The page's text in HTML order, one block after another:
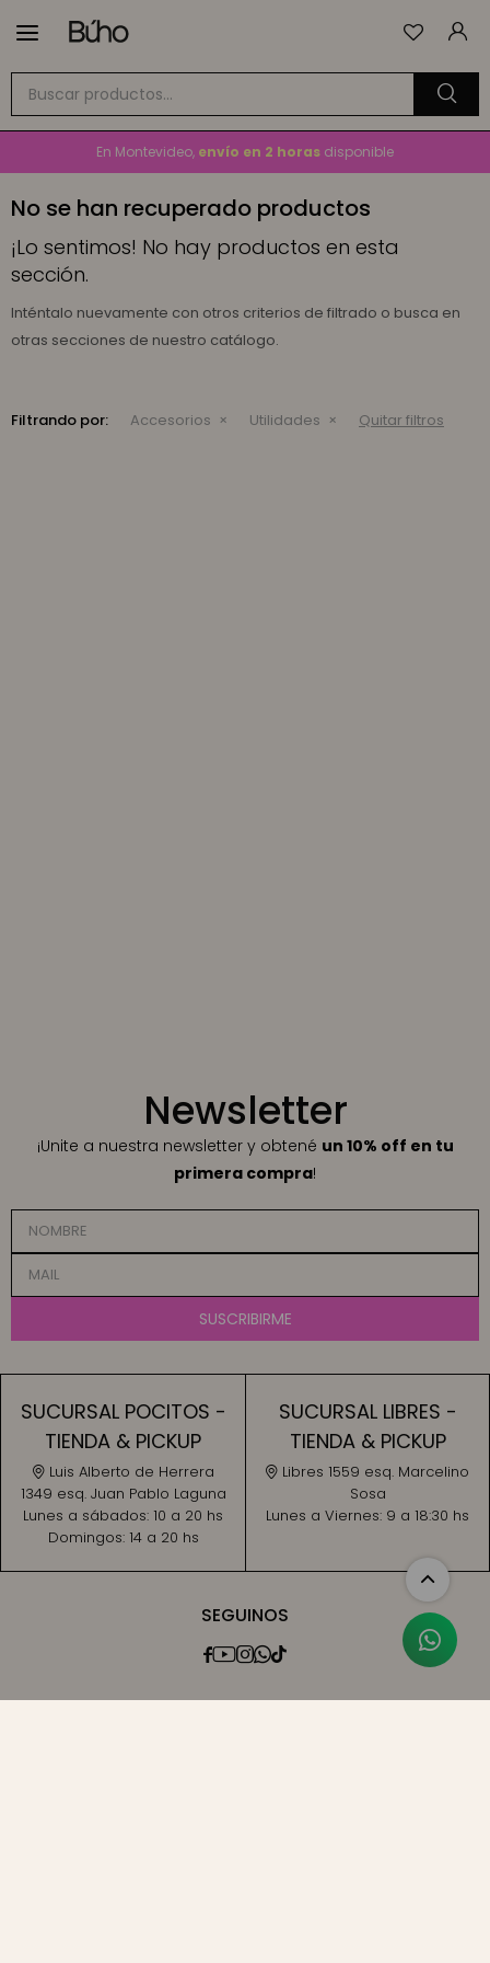

GRATIS
En Montevideo, envío en 2 horas disponible
No se han recuperado productos
¡Lo sentimos! No hay productos en esta
sección.
Inténtalo nuevamente con otros criterios de filtrado o busca en
otras secciones de nuestro catálogo.
Filtrando por: Accesorios Utilidades Quitar filtros
SEGUINOS

Newsletter
¡Unite a nuestra newsletter y obtené un 10% off en tu
primera compra!
SUSCRIBIRME
SUCURSAL POCITOS -
TIENDA & PICKUP
Luis Alberto de Herrera
1349 esq. Juan Pablo Laguna
Lunes a sábados: 10 a 20 hs
Domingos: 14 a 20 hs
SUCURSAL LIBRES -
TIENDA & PICKUP
Libres 1559 esq. Marcelino
Sosa
Lunes a Viernes: 9 a 18:30 hs